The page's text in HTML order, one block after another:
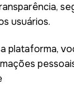
usuários.
plataforma,